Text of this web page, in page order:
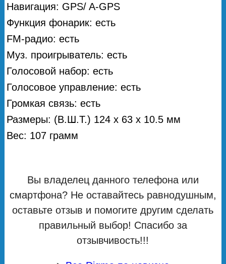
Навигация: GPS/ A-GPS
Функция фонарик: есть
FM-радио: есть
Муз. проигрыватель: есть
Голосовой набор: есть
Голосовое управление: есть
Громкая связь: есть
Размеры: (В.Ш.Т.) 124 х 63 х 10.5 мм
Вес: 107 грамм
Вы владелец данного телефона или
смартфона? Не оставайтесь равнодушным,
оставьте отзыв и помогите другим сделать
правильный выбор! Спасибо за
отзывчивость!!!